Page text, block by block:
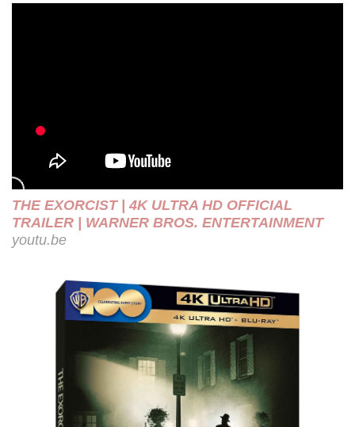
THE EXORCIST | 4K ULTRA HD OFFICIAL
TRAILER | WARNER BROS. ENTERTAINMENT
youtu.be